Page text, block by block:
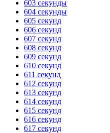
603 секунды
604 секунды
605 секунд
606 секунд
607 секунд
608 секунд
609 секунд
610 секунд
611 секунд
612 секунд
613 секунд
614 секунд
615 секунд
616 секунд
617 секунд